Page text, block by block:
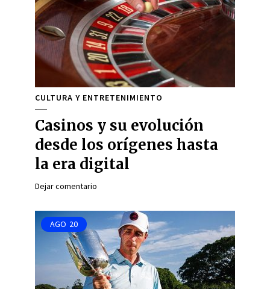
CULTURA Y ENTRETENIMIENTO
Casinos y su evolución
desde los orígenes hasta
la era digital
Dejar comentario
AGO 20